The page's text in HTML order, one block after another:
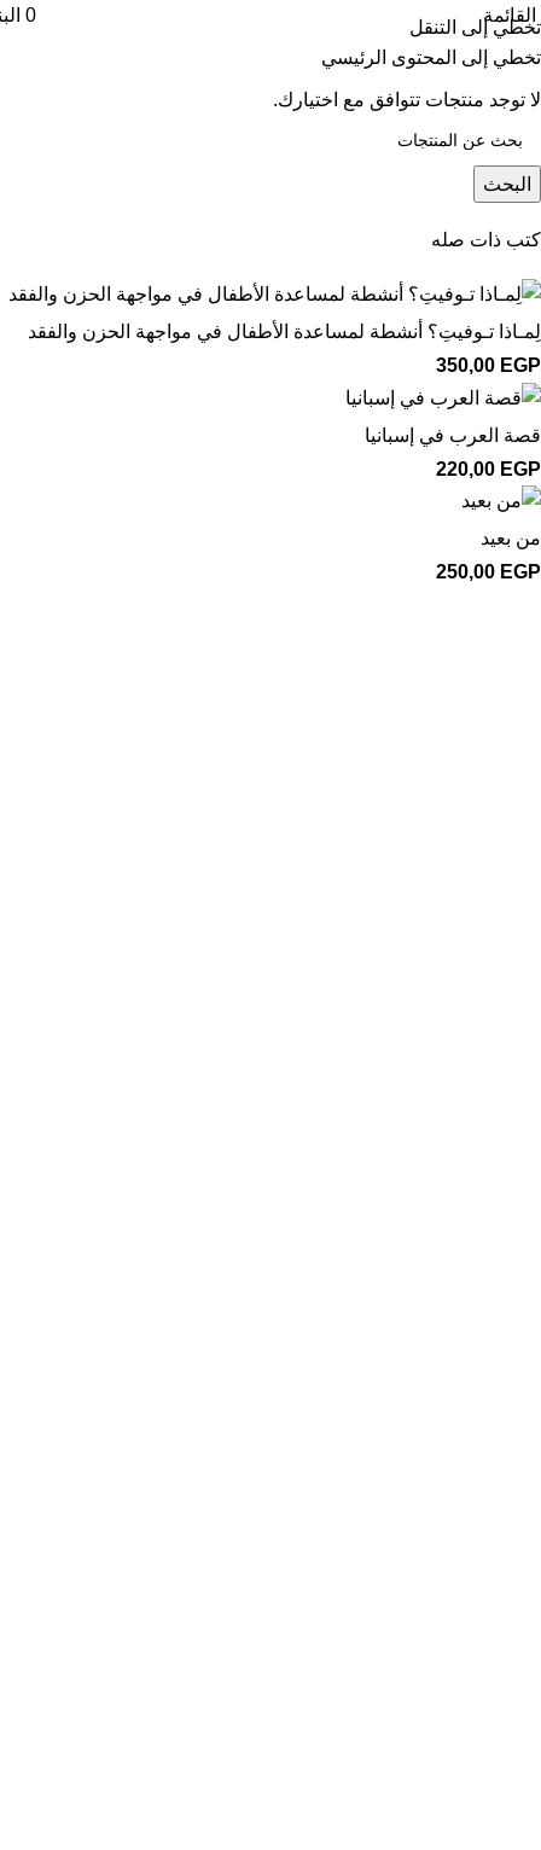
تخطي إلى التنقل
تخطي إلى المحتوى الرئيسي
القائمة 0
فئات
كتب ذات صله
لِمـاذا تـوفيتِ؟ أنشطة لمساعدة الأطفال في مواجهة الحزن والفقد
350,00 EGP
قصة العرب في إسبانيا
220,00 EGP
من بعيد
250,00 EGP
لا توجد منتجات تتوافق مع اختيارك.
البحث